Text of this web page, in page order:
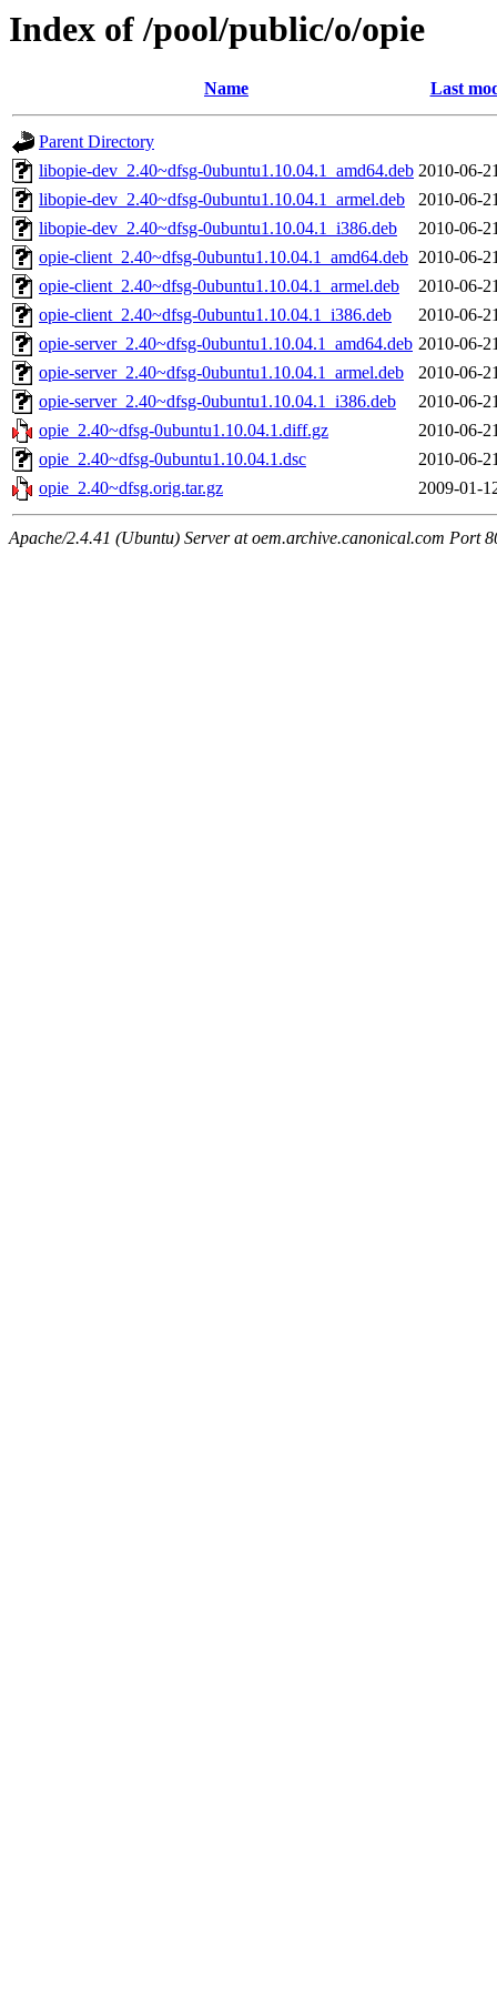
Index of /pool/public/o/opie
Name Last
Parent Directory
libopie-dev_2.40~dfsg-0ubuntu1.10.04.1_amd64.deb 2010-06-
libopie-dev_2.40~dfsg-0ubuntu1.10.04.1_armel.deb
2010-06-
libopie-dev_2.40~dfsg-0ubuntu1.10.04.1_i386.deb
2010-06-
opie-client_2.40~dfsg-0ubuntu1.10.04.1_amd64.deb 2010-06-
opie-client_2.40~dfsg-0ubuntu1.10.04.1_armel.deb
2010-06-
opie-client_2.40~dfsg-0ubuntu1.10.04.1_i386.deb
2010-06-
opie-server_2.40~dfsg-0ubuntu1.10.04.1_amd64.deb 2010-06-
opie-server_2.40~dfsg-0ubuntu1.10.04.1_armel.deb
2010-06-
opie-server_2.40~dfsg-0ubuntu1.10.04.1_i386.deb
2010-06-
opie_2.40~dfsg-0ubuntu1.10.04.1.diff.gz
2010-06-
opie_2.40~dfsg-0ubuntu1.10.04.1.dsc
2010-06-
opie_2.40~dfsg.orig.tar.gz
2009-01-
Apache/2.4.41 (Ubuntu) Server at oem.archive.canonical.com Port